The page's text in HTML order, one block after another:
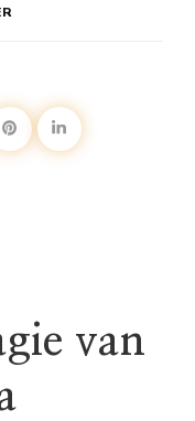
van